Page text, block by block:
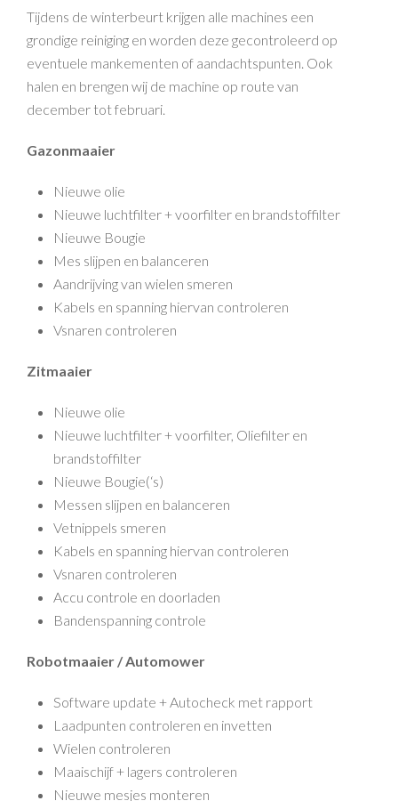
Tijdens de winterbeurt krijgen alle machines een
grondige reiniging en worden deze gecontroleerd op
eventuele mankementen of aandachtspunten. Ook
halen en brengen wij de machine op route van
december tot februari.
Gazonmaaier
Nieuwe olie
Nieuwe luchtfilter + voorfilter en brandstoffilter
Nieuwe Bougie
Mes slijpen en balanceren
Aandrijving van wielen smeren
Kabels en spanning hiervan controleren
Vsnaren controleren
Zitmaaier
Nieuwe olie
Nieuwe luchtfilter + voorfilter, Oliefilter en
brandstoffilter
Nieuwe Bougie(‘s)
Messen slijpen en balanceren
Vetnippels smeren
Kabels en spanning hiervan controleren
Vsnaren controleren
Accu controle en doorladen
Bandenspanning controle
Robotmaaier / Automower
Software update + Autocheck met rapport
Laadpunten controleren en invetten
Wielen controleren
Maaischijf + lagers controleren
Nieuwe mesjes monteren